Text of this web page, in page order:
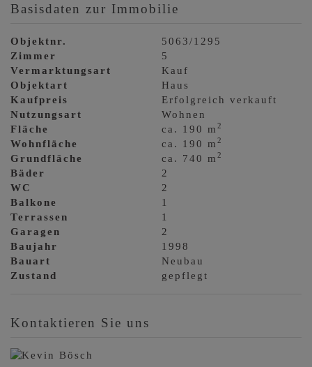
Basisdaten zur Immobilie
Objektnr.
5063/1295
Zimmer
5
Vermarktungsart
Kauf
Objektart
Haus
Kaufpreis
Erfolgreich verkauft
Nutzungsart
Wohnen
Fläche
ca. 190 m2
Wohnfläche ca. 190 m2
Grundfläche ca. 740 m2
Bäder
2
WC
2
Balkone
1
Terrassen
1
Garagen
2
Baujahr
1998
Bauart
Neubau
Zustand
gepflegt
Kontaktieren Sie uns